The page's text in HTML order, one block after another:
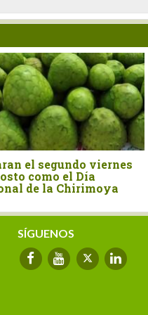
arancel de Estados
afecta casi el 50% de
exportaciones peruanas
SÍGUENOS